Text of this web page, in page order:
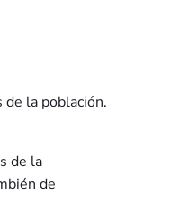
de la población.
de la
de